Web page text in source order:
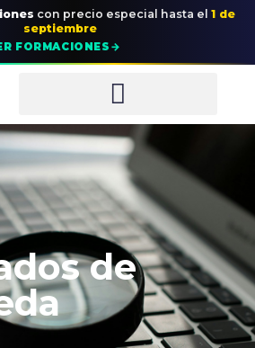
con precio especial hasta el 1 de
septiembre
FORMACIONES →
de